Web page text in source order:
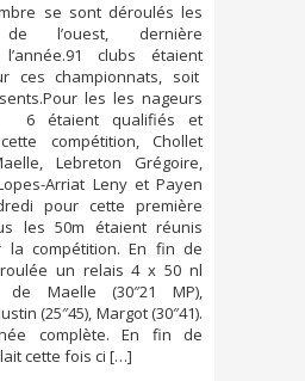
se sont déroulés les
de l’ouest, dernière
clubs étaient
ces championnats, soit
les les nageurs
6 étaient qualifiés et
compétition, Chollet
Lebreton Grégoire,
Arriat Leny et Payen
pour cette première
les 50m étaient réunis
la compétition. En fin de
un relais 4 x 50 nl
de Maelle (30″21 MP),
(25″45), Margot (30″41).
complète. En fin de
cette fois ci […]